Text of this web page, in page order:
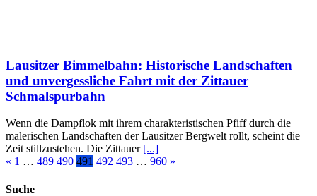
Lausitzer Bimmelbahn: Historische Landschaften
und unvergessliche Fahrt mit der Zittauer
Schmalspurbahn
Wenn die Dampflok mit ihrem charakteristischen Pfiff durch die
malerischen Landschaften der Lausitzer Bergwelt rollt, scheint die
Zeit stillzustehen. Die Zittauer [...]
« 1 … 489 490 491 492 493 … 960 »
Suche